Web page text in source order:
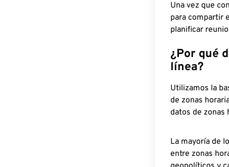
Una vez que
para compartir
planificar
¿Por qué
línea?
Utilizamos la
de zonas
datos de zonas
La mayoría de
entre zonas